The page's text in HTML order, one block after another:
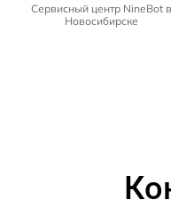
Сервисный центр NineBot в
Новосибирске